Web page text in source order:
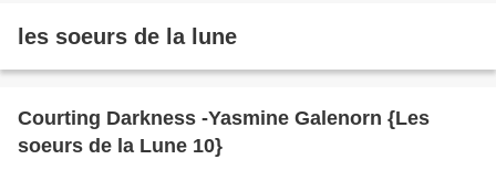
les soeurs de la lune
Courting Darkness -Yasmine Galenorn {Les
soeurs de la Lune 10}